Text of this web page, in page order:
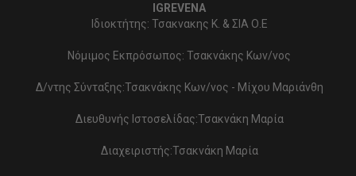
IGREVENA
Ιδιοκτήτης: Τσακνακης Κ. & ΣΙΑ Ο.Ε
Νόμιμος Εκπρόσωπος: Τσακνάκης Κων/νος
Δ/ντης Σύνταξης:Τσακνάκης Κων/νος - Μίχου Μαριάνθη
Διευθυνής Ιστοσελίδας:Τσακνάκη Μαρία
Διαχειριστής:Τσακνάκη Μαρία